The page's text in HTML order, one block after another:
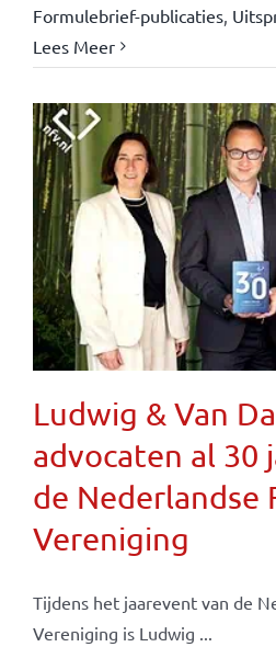
Formulebrief-publicaties,
Lees Meer
Ludwig & Van
advocaten al 30
de Nederlandse
Vereniging
Tijdens het jaarevent van de
Vereniging is Ludwig ...